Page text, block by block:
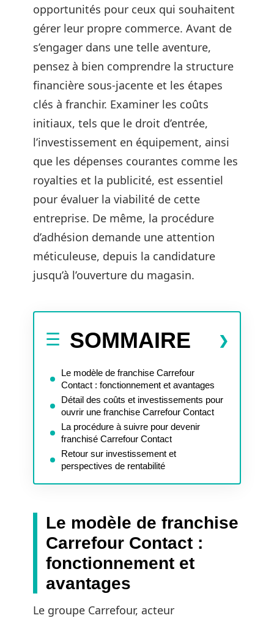
opportunités pour ceux qui souhaitent
gérer leur propre commerce. Avant de
s’engager dans une telle aventure,
pensez à bien comprendre la structure
financière sous-jacente et les étapes
clés à franchir. Examiner les coûts
initiaux, tels que le droit d’entrée,
l’investissement en équipement, ainsi
que les dépenses courantes comme les
royalties et la publicité, est essentiel
pour évaluer la viabilité de cette
entreprise. De même, la procédure
d’adhésion demande une attention
méticuleuse, depuis la candidature
jusqu’à l’ouverture du magasin.
SOMMAIRE
Le modèle de franchise Carrefour
Contact : fonctionnement et avantages
Détail des coûts et investissements pour
ouvrir une franchise Carrefour Contact
La procédure à suivre pour devenir
franchisé Carrefour Contact
Retour sur investissement et
perspectives de rentabilité
Le modèle de franchise
Carrefour Contact :
fonctionnement et
avantages
Le groupe Carrefour, acteur